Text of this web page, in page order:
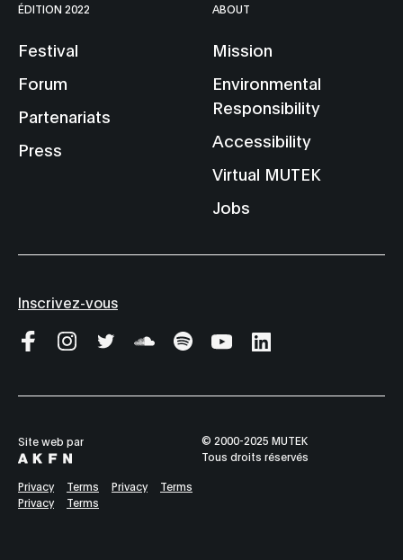
ÉDITION 2022
Festival
Forum
Partenariats
Press
ABOUT
Mission
Environmental
Responsibility
Accessibility
Virtual MUTEK
Jobs
Inscrivez-vous
Site web par
© 2000-2025 MUTEK
Tous droits réservés
Privacy Terms Privacy
Terms
Privacy
Terms